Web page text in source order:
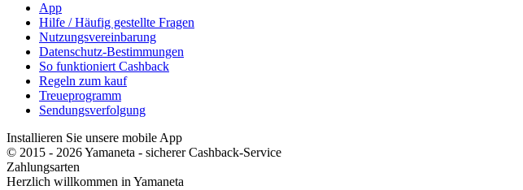
App
Hilfe / Häufig gestellte Fragen
Nutzungsvereinbarung
Datenschutz-Bestimmungen
So funktioniert Cashback
Regeln zum kauf
Treueprogramm
Sendungsverfolgung
Installieren Sie unsere mobile App
© 2015 - 2026 Yamaneta - sicherer Cashback-Service
Zahlungsarten
Herzlich willkommen in Yamaneta